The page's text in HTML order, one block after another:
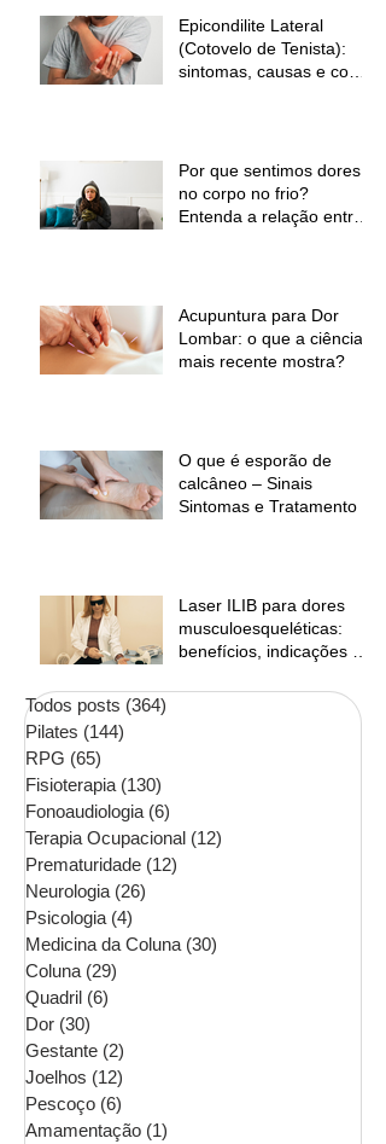
Epicondilite Lateral
(Cotovelo de Tenista):
sintomas, causas e como
Por que sentimos dores
no corpo no frio?
Entenda a relação entre
Acupuntura para Dor
Lombar: o que a ciência
mais recente mostra?
O que é esporão de
calcâneo – Sinais
Sintomas e Tratamento
Laser ILIB para dores
musculoesqueléticas:
benefícios, indicações e
Todos posts (364)
Pilates (144)
RPG (65)
Fisioterapia (130)
Fonoaudiologia (6)
Terapia Ocupacional (12)
Prematuridade (12)
Neurologia (26)
Psicologia (4)
Medicina da Coluna (30)
Coluna (29)
Quadril (6)
Dor (30)
Gestante (2)
Joelhos (12)
Pescoço (6)
Amamentação (1)